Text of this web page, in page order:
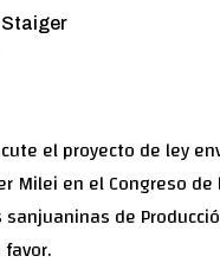
el proyecto de ley
Milei en el Congreso de
de